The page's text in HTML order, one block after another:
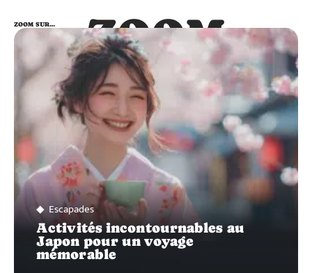
ZOOM
SUR…
ZOOM SUR…
Escapades
Activités incontournables au
Japon pour un voyage
mémorable